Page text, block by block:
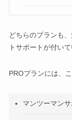
どちらのプランも
トサポートが付いて
PROプランには、
マンツーマン